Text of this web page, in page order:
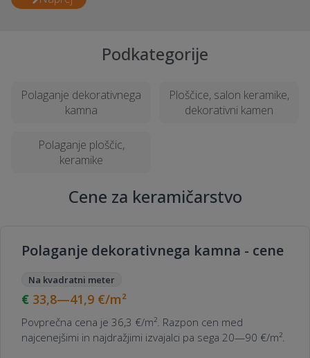
Podkategorije
Polaganje dekorativnega
kamna
Ploščice, salon keramike,
dekorativni kamen
Polaganje ploščic,
keramike
Cene za keramičarstvo
Polaganje dekorativnega kamna - cene
Na kvadratni meter
33,8—41,9 €/m²
Povprečna cena je 36,3 €/m². Razpon cen med
najcenejšimi in najdražjimi izvajalci pa sega 20—90 €/m².